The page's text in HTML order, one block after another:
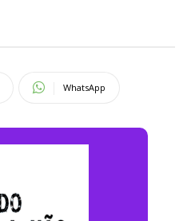
WhatsApp